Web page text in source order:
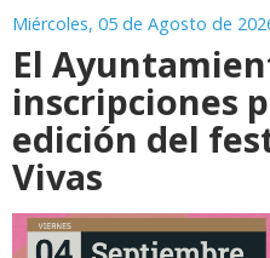
Miércoles, 05 de Agosto de
El
inscripciones
edición del
Vivas